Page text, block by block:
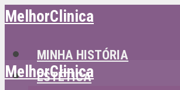
MelhorClinica
MINHA HISTÓRIA
ESTÉTICA
MelhorClinica